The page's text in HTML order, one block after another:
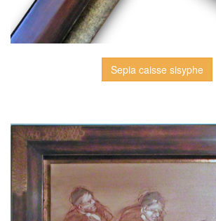
Sepia caisse sisyphe